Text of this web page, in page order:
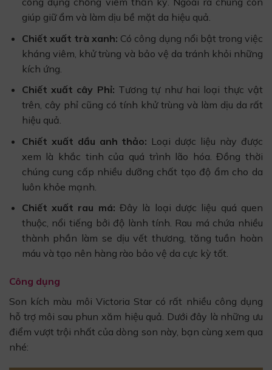
giúp giữ ẩm và làm dịu bề mặt da hiệu quả.
Chiết xuất trà xanh: Có công dụng nổi bật trong việc
kháng viêm, khử trùng và bảo vệ da tránh khỏi những
kích ứng.
Chiết xuất cây Phỉ: Tương tự như hai loại thực vật
trên, cây phỉ cũng có tính khử trùng và làm dịu da rất
hiệu quả.
Chiết xuất dầu anh thảo: Loại dược liệu này được
xem là khắc tinh của quá trình lão hóa. Đồng thời
chúng cung cấp nhiều dưỡng chất tạo độ ẩm cho da
luôn khỏe mạnh.
Chiết xuất rau má: Đây là loại dược liệu quá quen
thuộc, nổi tiếng bởi độ lành tính. Rau má chứa nhiều
thành phần làm se dịu vết thương, tăng tuần hoàn
máu và tạo nên hàng rào bảo vệ da cực kỳ tốt.
Công dụng
Son kích màu môi Victoria Star có rất nhiều công dụng
hỗ trợ môi sau phun xăm hiệu quả. Dưới đây là những ưu
điểm vượt trội nhất của dòng son này, bạn cùng xem qua
nhé: